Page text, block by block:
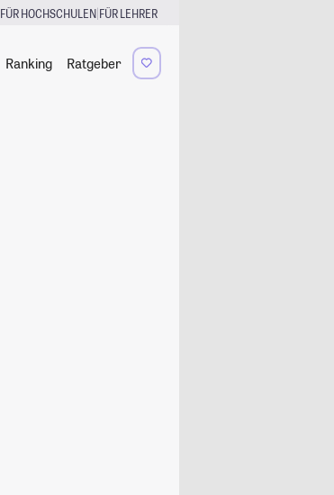
FÜR HOCHSCHULEN|FÜR LEHRER
Ranking Ratgeber